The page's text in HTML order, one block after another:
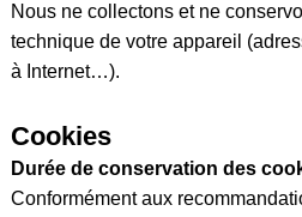
Nous ne collectons et ne
technique de votre appareil
à Internet…).
Cookies
Durée de conservation des
Conformément aux